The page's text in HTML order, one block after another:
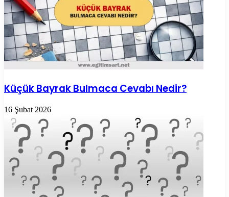
Küçük Bayrak Bulmaca Cevabı Nedir?
16 Şubat 2026